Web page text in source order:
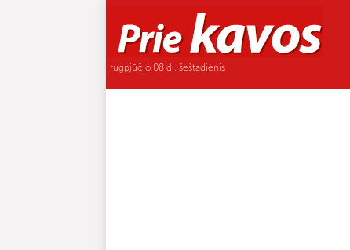
rugpjūčio 08 d., šeštadienis